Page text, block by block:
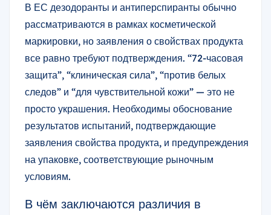
В ЕС дезодоранты и антиперспиранты обычно
рассматриваются в рамках косметической
маркировки, но заявления о свойствах продукта
все равно требуют подтверждения. “72-часовая
защита”, “клиническая сила”, “против белых
следов” и “для чувствительной кожи” — это не
просто украшения. Необходимы обоснование
результатов испытаний, подтверждающие
заявления свойства продукта, и предупреждения
на упаковке, соответствующие рыночным
условиям.
В чём заключаются различия в